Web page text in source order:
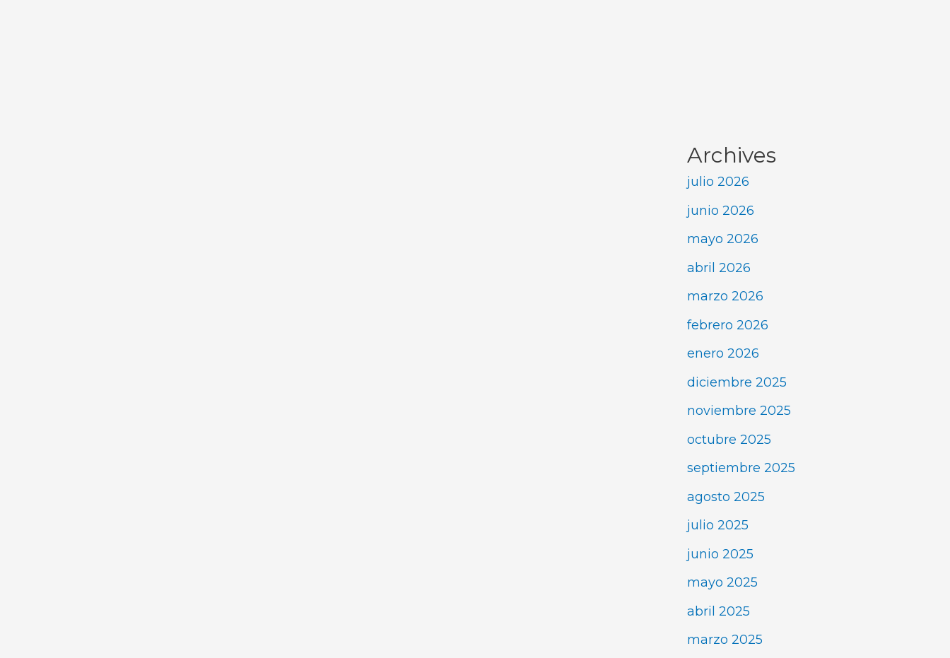
Archives
julio 2026
junio 2026
mayo 2026
abril 2026
marzo 2026
febrero 2026
enero 2026
diciembre 2025
noviembre 2025
octubre 2025
septiembre 2025
agosto 2025
julio 2025
junio 2025
mayo 2025
abril 2025
marzo 2025